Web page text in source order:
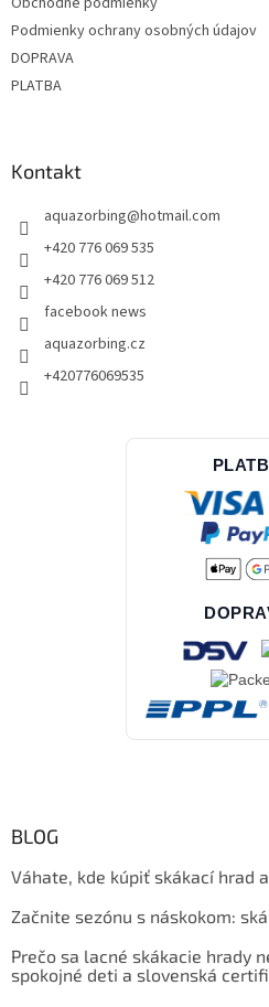
Podmienky ochrany osobných údajov
DOPRAVA
PLATBA
Kontakt
aquazorbing@hotmail.com
+420 776 069 535
+420 776 069 512
facebook news
aquazorbing.cz
+420776069535
BLOG
Váhate, kde kúpiť skákací hrad
Začnite sezónu s náskokom:
Prečo sa lacné skákacie hrady
spokojné deti a slovenská